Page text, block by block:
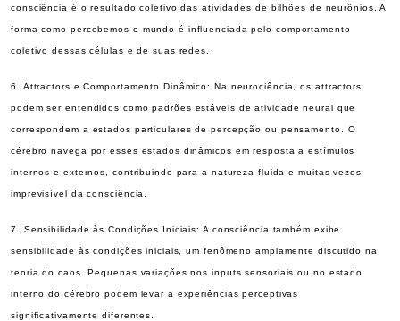
consciência é o resultado coletivo das atividades de bilhões de neurônios. A
forma como percebemos o mundo é influenciada pelo comportamento
coletivo dessas células e de suas redes.
6. Attractors e Comportamento Dinâmico: Na neurociência, os attractors
podem ser entendidos como padrões estáveis de atividade neural que
correspondem a estados particulares de percepção ou pensamento. O
cérebro navega por esses estados dinâmicos em resposta a estímulos
internos e externos, contribuindo para a natureza fluida e muitas vezes
imprevisível da consciência.
7. Sensibilidade às Condições Iniciais: A consciência também exibe
sensibilidade às condições iniciais, um fenômeno amplamente discutido na
teoria do caos. Pequenas variações nos inputs sensoriais ou no estado
interno do cérebro podem levar a experiências perceptivas
significativamente diferentes.